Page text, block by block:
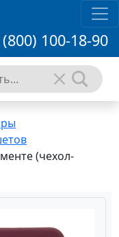
100-18-90
(чехол-